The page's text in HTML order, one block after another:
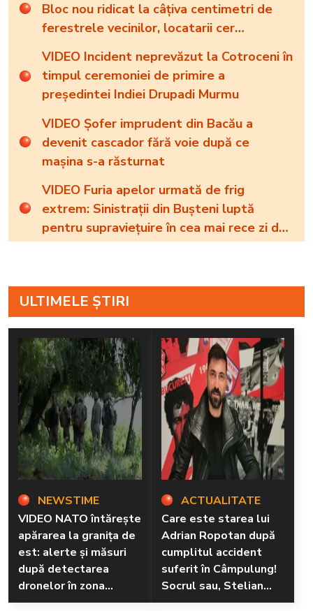
Bloc nou ridicat la câțiva centimetri de
ferestrele vecinilor, locatarii cer
VIDEO Incident neprevăzut la Cotroceni în
timpul ceremoniei de primire a
președintei Indiei Drupadi Murmu
VIDEO Șofer imprudent din Bacău a
devenit cascador fără voie după ce
mașina s-a răsturnat
VIDEO Furia apelor urmată de frig
extrem: Sinistrații din Bușteni luptă
pentru supraviețuire în cea mai rece zi de
22 iulie din istoria României
ULTIMELE ȘTIRI
NEWSTIME
VIDEO NATO întărește
apărarea la granița de
est: alerte și măsuri
după detectarea
dronelor în zona
Tulcea
ACTUALITATE
Care este starea lui
Adrian Ropotan după
cumplitul accident
suferit în Câmpulung!
Socrul sau, Stelian
Ogică a făcut